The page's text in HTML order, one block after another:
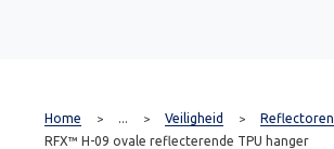
Home > ... > Veiligheid > Reflectoren
RFX™ H-09 ovale reflecterende TPU hanger